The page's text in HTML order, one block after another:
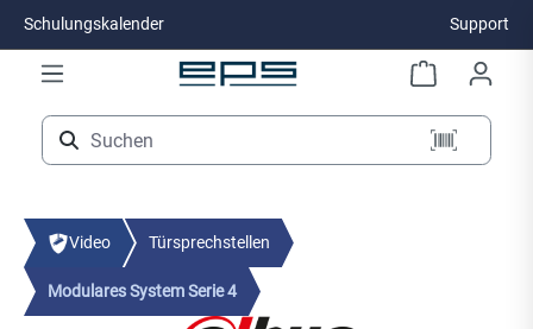
Zum Hauptinhalt springen
Schulungskalender Support
Video Türsprechstellen
Modulares System Serie 4